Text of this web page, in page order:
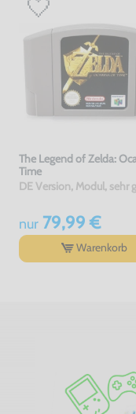
The Legend of Zelda:
Time
nur79,99 €
Warenkorb